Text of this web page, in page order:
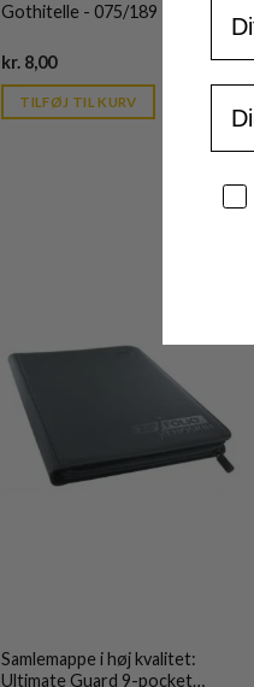
Gothitelle - 075/189 - Reverse
kr.8,00Current
is:
kr. 39,95.
TILFØJ TIL KURV
Samlemappe i høj kvalitet:
Ultimate Guard 9-pocket